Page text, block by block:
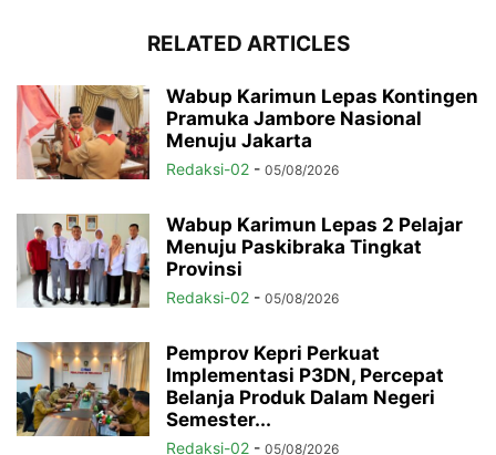
RELATED ARTICLES
Wabup Karimun Lepas Kontingen
Pramuka Jambore Nasional
Menuju Jakarta
Redaksi-02 - 05/08/2026
Wabup Karimun Lepas 2 Pelajar
Menuju Paskibraka Tingkat
Provinsi
Redaksi-02 - 05/08/2026
Pemprov Kepri Perkuat
Implementasi P3DN, Percepat
Belanja Produk Dalam Negeri
Semester...
Redaksi-02 - 05/08/2026